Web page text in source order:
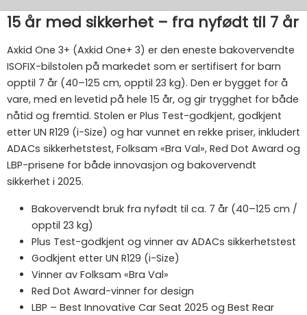
15 år med sikkerhet – fra nyfødt til 7 år
Axkid One 3+ (Axkid One+ 3) er den eneste bakovervendte
ISOFIX-bilstolen på markedet som er sertifisert for barn
opptil 7 år (40–125 cm, opptil 23 kg). Den er bygget for å
vare, med en levetid på hele 15 år, og gir trygghet for både
nåtid og fremtid. Stolen er Plus Test-godkjent, godkjent
etter UN R129 (i-Size) og har vunnet en rekke priser, inkludert
ADACs sikkerhetstest, Folksam «Bra Val», Red Dot Award og
LBP-prisene for både innovasjon og bakovervendt
sikkerhet i 2025.
Bakovervendt bruk fra nyfødt til ca. 7 år (40–125 cm /
opptil 23 kg)
Plus Test-godkjent og vinner av ADACs sikkerhetstest
Godkjent etter UN R129 (i-Size)
Vinner av Folksam «Bra Val»
Red Dot Award-vinner for design
LBP – Best Innovative Car Seat 2025 og Best Rear